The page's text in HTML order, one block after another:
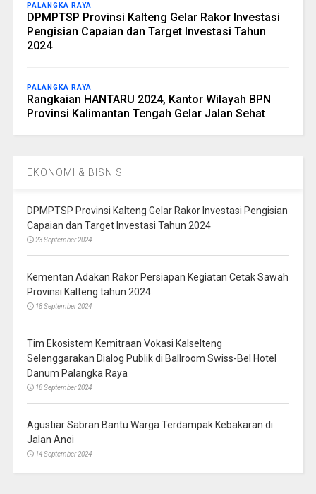
PALANGKA RAYA
DPMPTSP Provinsi Kalteng Gelar Rakor Investasi
Pengisian Capaian dan Target Investasi Tahun
2024
PALANGKA RAYA
Rangkaian HANTARU 2024, Kantor Wilayah BPN
Provinsi Kalimantan Tengah Gelar Jalan Sehat
EKONOMI & BISNIS
DPMPTSP Provinsi Kalteng Gelar Rakor Investasi Pengisian
Capaian dan Target Investasi Tahun 2024
23 September 2024
Kementan Adakan Rakor Persiapan Kegiatan Cetak Sawah
Provinsi Kalteng tahun 2024
18 September 2024
Tim Ekosistem Kemitraan Vokasi Kalselteng
Selenggarakan Dialog Publik di Ballroom Swiss-Bel Hotel
Danum Palangka Raya
18 September 2024
Agustiar Sabran Bantu Warga Terdampak Kebakaran di
Jalan Anoi
14 September 2024